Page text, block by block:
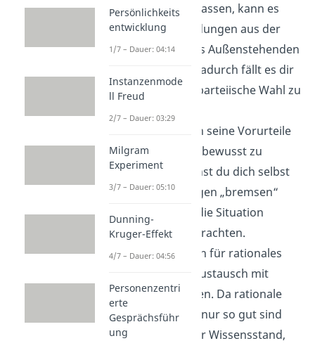
beeinflussen zu lassen, kann es
helfen, Entscheidungen aus der
Perspektive eines Außenstehenden
zu betrachten. Dadurch fällt es dir
leichter, eine unparteiische Wahl zu
Auch hilft es, sich seine Vorurteile
und Sympathien bewusst zu
machen. So kannst du dich selbst
bei Entscheidungen „bremsen“
und versuchen, die Situation
objektiver zu betrachten.
Ebenfalls hilfreich für rationales
Denken ist der Austausch mit
anderen Personen. Da rationale
Entscheidungen nur so gut sind
wie dein aktueller Wissensstand,
Persönlichkeits
entwicklung
1/7 – Dauer: 04:14
Instanzenmode
ll Freud
2/7 – Dauer: 03:29
Milgram
Experiment
3/7 – Dauer: 05:10
Dunning-
Kruger-Effekt
4/7 – Dauer: 04:56
Personenzentri
erte
Gesprächsführ
ung